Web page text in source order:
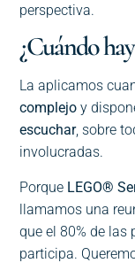
perspectiva.
¿Cuándo
La aplicamos
complejo y
escuchar, sobre
involucradas.
Porque LEGO®
llamamos una
que el 80% de las
participa.